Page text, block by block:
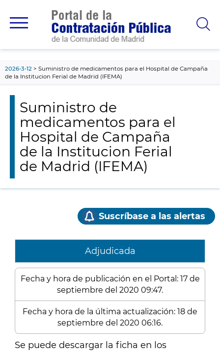
principal
2026-3-12
Suministro de medicamentos para el Hospital de Campaña
de la Institucion Ferial de Madrid (IFEMA)
Suministro de
medicamentos para el
Hospital de Campaña
de la Institucion Ferial
de Madrid (IFEMA)
Suscríbase a las alertas
Adjudicada
Fecha y hora de publicación en el Portal: 17 de
septiembre del 2020 09:47.
Fecha y hora de la última actualización: 18 de
septiembre del 2020 06:16.
Se puede descargar la ficha en los